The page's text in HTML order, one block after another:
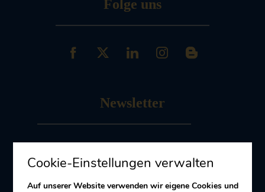
Folge uns
Newsletter
Erhalten Sie Angebote und Aktionen
Cookie-Einstellungen verwalten
Auf unserer Website verwenden wir eigene Cookies und